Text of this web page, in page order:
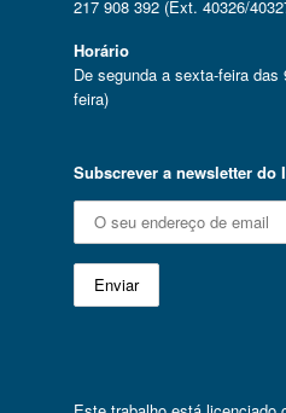
217 908 392 (Ext. 40326/
Horário
De segunda a sexta-feira
feira)
Subscrever a newsletter do